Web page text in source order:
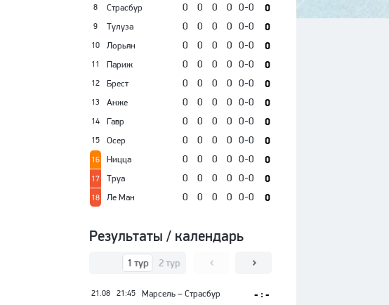
8 Страсбур 0 0 0 0 0-0 0
9 Тулуза 0 0 0 0 0-0 0
10 Лорьян 0 0 0 0 0-0 0
11 Париж 0 0 0 0 0-0 0
12 Брест 0 0 0 0 0-0 0
13 Анже 0 0 0 0 0-0 0
14 Гавр 0 0 0 0 0-0 0
15 Осер 0 0 0 0 0-0 0
16 Ницца 0 0 0 0 0-0 0
17 Труа 0 0 0 0 0-0 0
18 Ле Ман 0 0 0 0 0-0 0
Результаты / календарь
1 тур 2 тур 3 тур 5 тур
21.08 21:45 Марсель – Страсбур - : -